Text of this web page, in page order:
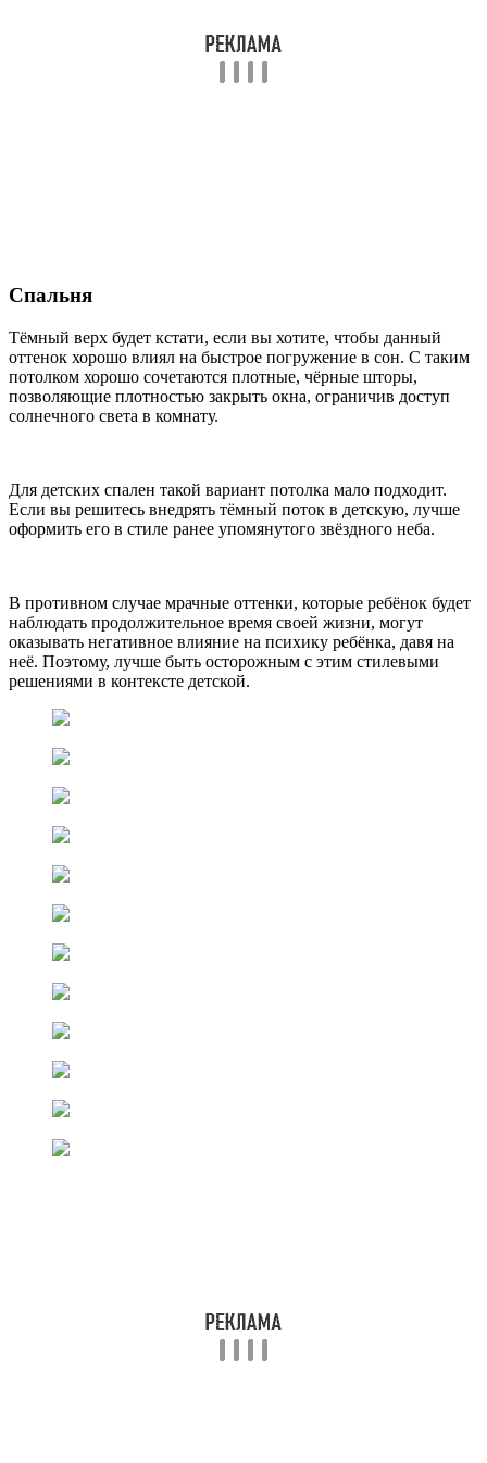
Спальня
Тёмный верх будет кстати, если вы хотите, чтобы данный
оттенок хорошо влиял на быстрое погружение в сон. С таким
потолком хорошо сочетаются плотные, чёрные шторы,
позволяющие плотностью закрыть окна, ограничив доступ
солнечного света в комнату.
Для детских спален такой вариант потолка мало подходит.
Если вы решитесь внедрять тёмный поток в детскую, лучше
оформить его в стиле ранее упомянутого звёздного неба.
В противном случае мрачные оттенки, которые ребёнок будет
наблюдать продолжительное время своей жизни, могут
оказывать негативное влияние на психику ребёнка, давя на
неё. Поэтому, лучше быть осторожным с этим стилевыми
решениями в контексте детской.